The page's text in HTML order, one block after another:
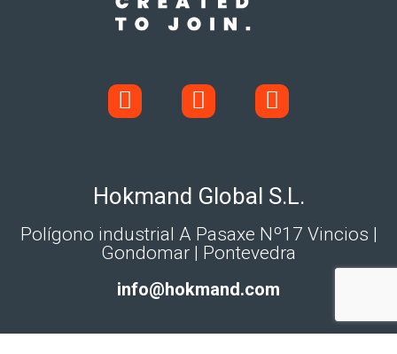
Hokmand Global S.L.
Polígono industrial A Pasaxe Nº17 Vincios |
Gondomar | Pontevedra
info@hokmand.com